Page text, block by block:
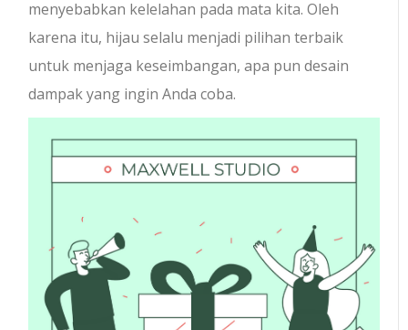
menyebabkan kelelahan pada mata kita. Oleh
karena itu, hijau selalu menjadi pilihan terbaik
untuk menjaga keseimbangan, apa pun desain
dampak yang ingin Anda coba.